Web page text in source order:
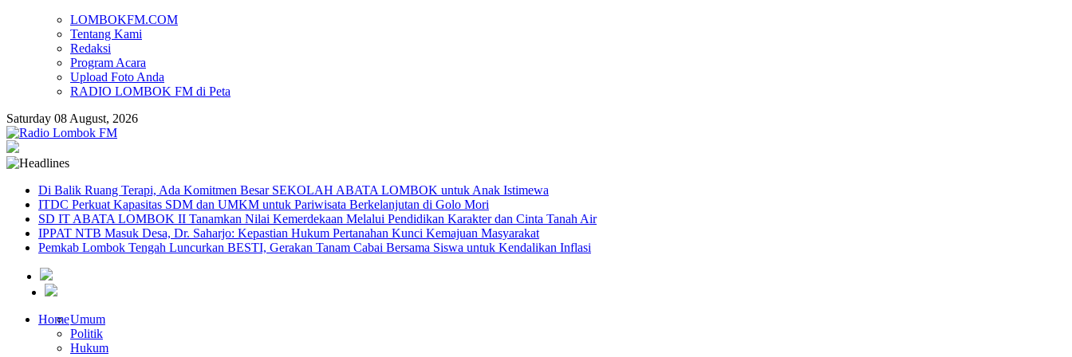
LOMBOKFM.COM
Tentang Kami
Redaksi
Program Acara
Upload Foto Anda
RADIO LOMBOK FM di Peta
Saturday 08 August, 2026
Di Balik Ruang Terapi, Ada Komitmen Besar SEKOLAH ABATA LOMBOK untuk Anak Istimewa
ITDC Perkuat Kapasitas SDM dan UMKM untuk Pariwisata Berkelanjutan di Golo Mori
SD IT ABATA LOMBOK II Tanamkan Nilai Kemerdekaan Melalui Pendidikan Karakter dan Cinta Tanah Air
IPPAT NTB Masuk Desa, Dr. Saharjo: Kepastian Hukum Pertanahan Kunci Kemajuan Masyarakat
Pemkab Lombok Tengah Luncurkan BESTI, Gerakan Tanam Cabai Bersama Siswa untuk Kendalikan Inflasi
HomeUmum
Politik
Hukum